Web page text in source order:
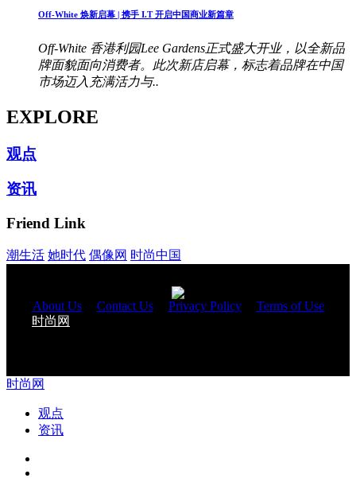
Off-White 焕新启幕 | 携手 I.T 开启中国商业新篇章
Off-White 香港利园Lee Gardens正式盛大开业，以全新品
牌面貌面向消费者。此次新店启幕，标志着品牌在中国
市场迈入充满活力与..
EXPLORE
观点
资讯
Friend Link
潮生活 她时代 偶像网 时尚中国
About Us| Contact Us| Privacy Policy| Terms of Use
时尚网
时尚网
观点
资讯